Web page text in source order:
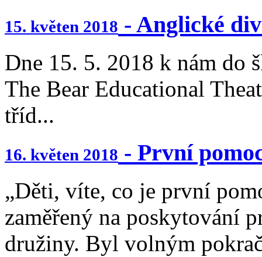
15. květen 2018 - Anglické
Dne 15. 5. 2018 k nám do
The Bear Educational
tříd...
16. květen 2018 - První
„Děti, víte, co je první
zaměřený na poskytování
družiny. Byl volným